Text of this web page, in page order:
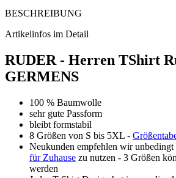
BESCHREIBUNG
Artikelinfos im Detail
RUDER - Herren TShirt
GERMENS
100 % Baumwolle
sehr gute Passform
bleibt formstabil
8 Größen von S bis 5XL -
Neukunden empfehlen wir unbedingt
für Zuhause zu nutzen - 3 Größen
werden